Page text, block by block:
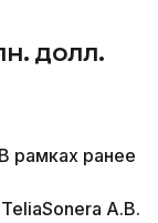
долл.
ранее
A.B.